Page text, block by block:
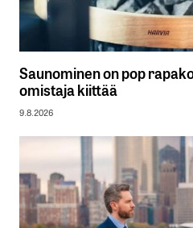
Saunominen on pop
omistaja kiittää
9.8.2026